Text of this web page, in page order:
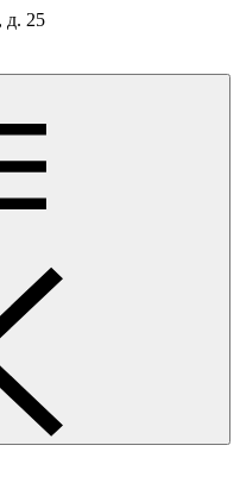
д. 25